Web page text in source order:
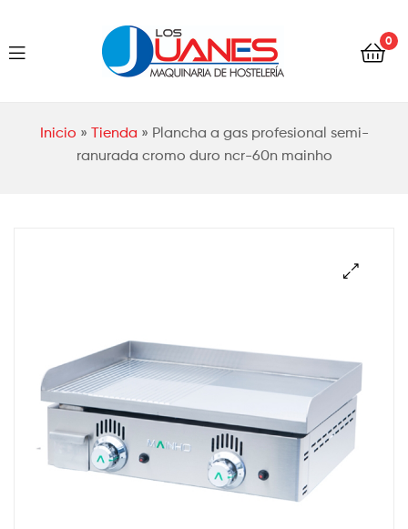
Los
0
Inicio » Tienda » Plancha a gas profesional semi-
ranurada cromo duro ncr-60n mainho
Los